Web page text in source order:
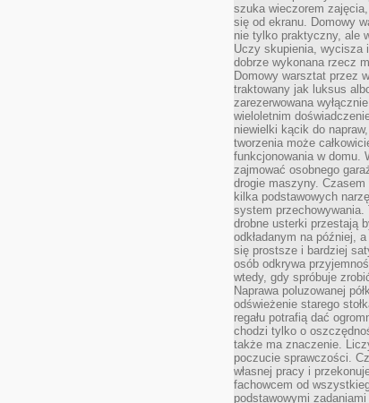
szuka wieczorem
się od ekranu. Domowy
nie tylko praktyczny, ale
Uczy skupienia, wycisza
dobrze wykonana rzecz
Domowy warsztat przez
traktowany jak luksus
zarezerwowana
wieloletnim
niewielki kącik do
tworzenia może
funkcjonowania w domu.
zajmować osobnego
drogie maszyny.
kilka podstawowych
system przechowywania.
drobne usterki przestają
odkładanym na później,
się prostsze i bardziej
osób odkrywa
wtedy, gdy spróbuje
Naprawa poluzowanej
odświeżenie starego
regału potrafią dać
chodzi tylko o
także ma znaczenie.
poczucie sprawczości.
własnej pracy i
fachowcem od
podstawowymi